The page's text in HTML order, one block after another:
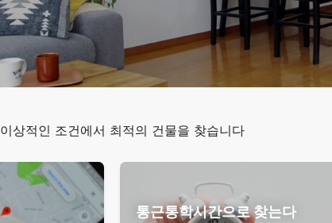
이상적인 조건에서 최적의 건물을 찾습니다
통근통학시간으로 찾는다